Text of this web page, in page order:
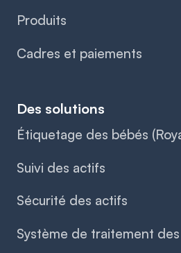
Produits
Cadres et paiements
Des solutions
Étiquetage des bébés
Suivi des actifs
Sécurité des actifs
Système de traitement